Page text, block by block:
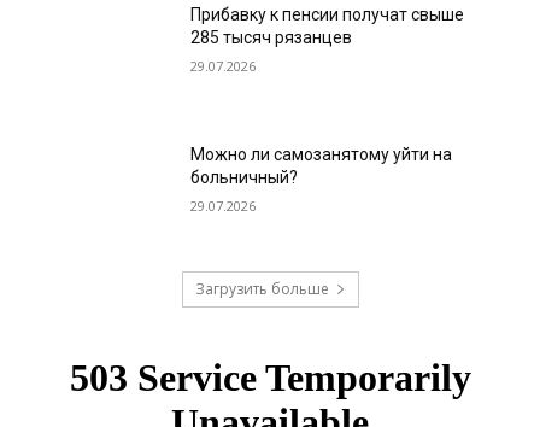
Прибавку к пенсии получат свыше
285 тысяч рязанцев
29.07.2026
Можно ли самозанятому уйти на
больничный?
29.07.2026
Загрузить больше